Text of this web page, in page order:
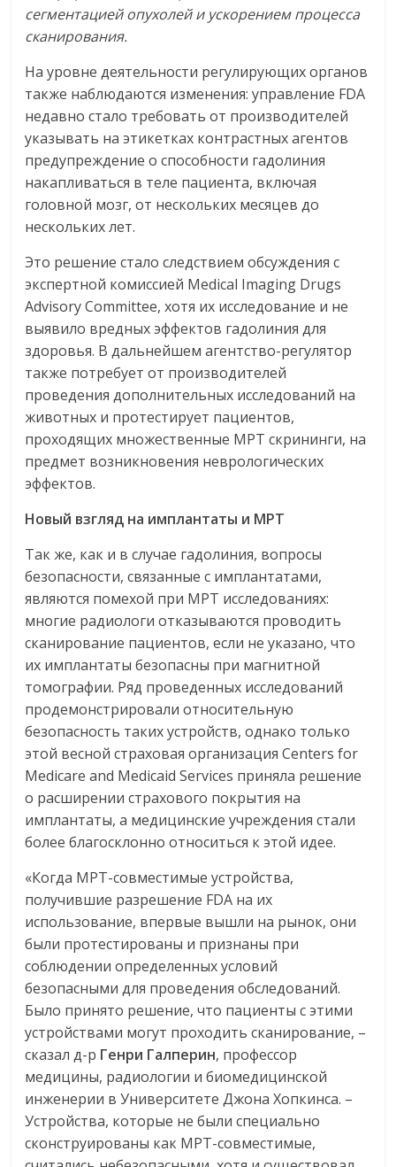
сегментацией опухолей и ускорением процесса
сканирования.
На уровне деятельности регулирующих органов
также наблюдаются изменения: управление FDA
недавно стало требовать от производителей
указывать на этикетках контрастных агентов
предупреждение о способности гадолиния
накапливаться в теле пациента, включая
головной мозг, от нескольких месяцев до
нескольких лет.
Это решение стало следствием обсуждения с
экспертной комиссией Medical Imaging Drugs
Advisory Committee, хотя их исследование и не
выявило вредных эффектов гадолиния для
здоровья. В дальнейшем агентство-регулятор
также потребует от производителей
проведения дополнительных исследований на
животных и протестирует пациентов,
проходящих множественные МРТ скрининги, на
предмет возникновения неврологических
эффектов.
Новый взгляд на имплантаты и МРТ
Так же, как и в случае гадолиния, вопросы
безопасности, связанные с имплантатами,
являются помехой при МРТ исследованиях:
многие радиологи отказываются проводить
сканирование пациентов, если не указано, что
их имплантаты безопасны при магнитной
томографии. Ряд проведенных исследований
продемонстрировали относительную
безопасность таких устройств, однако только
этой весной страховая организация Centers for
Medicare and Medicaid Services приняла решение
о расширении страхового покрытия на
имплантаты, а медицинские учреждения стали
более благосклонно относиться к этой идее.
«Когда МРТ-совместимые устройства,
получившие разрешение FDA на их
использование, впервые вышли на рынок, они
были протестированы и признаны при
соблюдении определенных условий
безопасными для проведения обследований.
Было принято решение, что пациенты с этими
устройствами могут проходить сканирование, –
сказал д-р Генри Галперин, профессор
медицины, радиологии и биомедицинской
инженерии в Университете Джона Хопкинса. –
Устройства, которые не были специально
сконструированы как МРТ-совместимые,